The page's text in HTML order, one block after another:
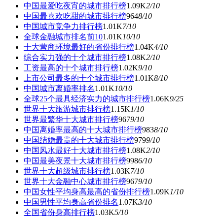
中国最爱吃夜宵的城市排行榜1.09K2/10
中国最喜欢吃甜的城市排行榜9648/10
中国城市竞争力排行榜1.01K7/10
全球金融城市排名前101.01K10/10
十大营商环境最好的省份排行榜1.04K4/10
综合实力强的十个城市排行榜1.08K2/10
工资最高的十个城市排行榜1.02K9/10
上市公司最多的十个城市排行榜1.01K8/10
中国城市离婚率排名1.01K10/10
全球25个最具经济实力的城市排行榜1.06K9/25
世界十大旅游城市排行榜1.15K1/10
世界最繁华十大城市排行榜9679/10
中国离婚率最高的十大城市排行榜9838/10
中国结婚最贵的十大城市排行榜9799/10
中国风水最好十大城市排行榜1.08K2/10
中国最美夜景十大城市排行榜9986/10
世界十大超级城市排行榜1.03K7/10
世界十大金融中心城市排行榜9679/10
中国女性平均身高最高的省份排行榜1.09K1/10
中国男性平均身高省份排名1.07K3/10
全国省份身高排行榜1.03K5/10